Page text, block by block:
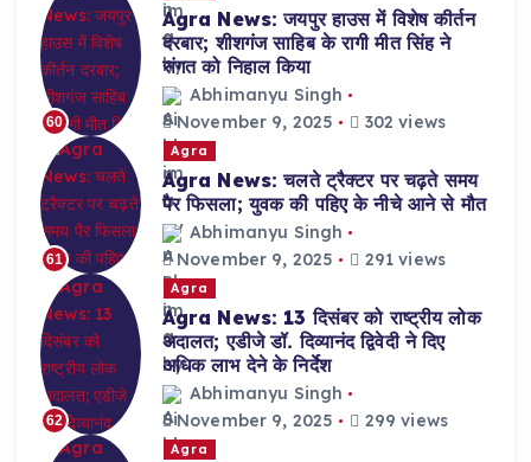
60
Agra News: जयपुर हाउस में विशेष कीर्तन
दरबार; शीशगंज साहिब के रागी मीत सिंह ने
संगत को निहाल किया
Abhimanyu Singh
November 9, 2025
302 views
61
Agra
Agra News: चलते ट्रैक्टर पर चढ़ते समय
पैर फिसला; युवक की पहिए के नीचे आने से मौत
Abhimanyu Singh
November 9, 2025
291 views
62
Agra
Agra News: 13 दिसंबर को राष्ट्रीय लोक
अदालत; एडीजे डॉ. दिव्यानंद द्विवेदी ने दिए
अधिक लाभ देने के निर्देश
Abhimanyu Singh
November 9, 2025
299 views
Agra